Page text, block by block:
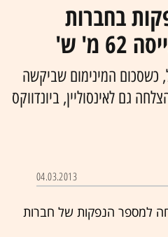
בחברות
מ' ש'
מיליון שקל, כשסכום המינימום שביקשה
מיליון ■ הצלחה גם לאינסוליין, ביונדווקס
04.03.2013
למספר הנפקות של חברות